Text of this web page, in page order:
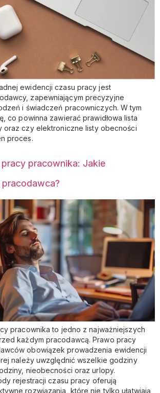
ewidencji czasu pracy jest
zapewniającym precyzyjne
i świadczeń pracowniczych. W tym
co powinna zawierać prawidłowa lista
oraz czy elektroniczne listy obecności
proces.
pracownika: Jakie
pracownika to jedno z najważniejszych
każdym pracodawcą. Prawo pracy
obowiązek prowadzenia ewidencji
należy uwzględnić wszelkie godziny
nieobecności oraz urlopy.
rejestracji czasu pracy oferują
rozwiązania, które nie tylko ułatwiają